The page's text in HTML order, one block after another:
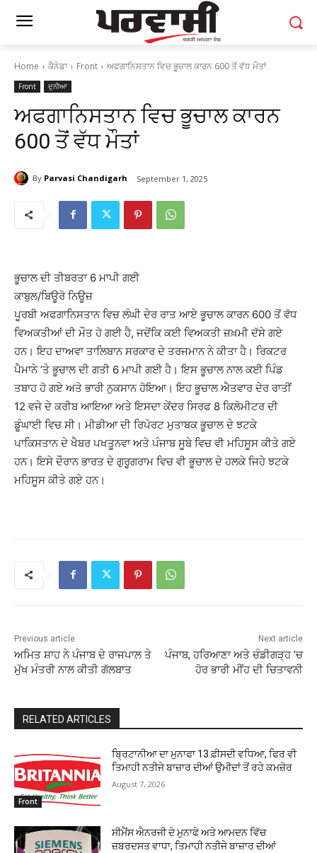
Home ਕੈਨੇਡਾ Front ਅਫਗਾਨਿਸਤਾਨ ਵਿਚ ਭੂਚਾਲ ਕਾਰਨ 600 ਤੋਂ ਵੱਧ ਮੌਤਾਂ
Front ਦੁਨੀਆ
ਅਫਗਾਨਿਸਤਾਨ ਵਿਚ ਭੂਚਾਲ ਕਾਰਨ
600 ਤੋਂ ਵੱਧ ਮੌਤਾਂ
By Parvasi Chandigarh September 1, 2025
ਭੂਚਾਲ ਦੀ ਤੀਬਰਤਾ 6 ਮਾਪੀ ਗਈ
ਕਾਬੁਲ/ਬਿਊਰੋ ਨਿਊਜ਼
ਪੂਰਬੀ ਅਫਗਾਨਿਸਤਾਨ ਵਿਚ ਲੰਘੀ ਦੇਰ ਰਾਤ ਆਏ ਭੂਚਾਲ ਕਾਰਨ 600 ਤੋਂ ਵੱਧ
ਵਿਅਕਤੀਆਂ ਦੀ ਮੌਤ ਹੋ ਗਈ ਹੈ, ਜਦੋਂਕਿ ਕਈ ਵਿਅਕਤੀ ਜ਼ਖ਼ਮੀ ਦੱਸੇ ਗਏ
ਹਨ। ਇਹ ਦਾਅਵਾ ਤਾਲਿਬਾਨ ਸਰਕਾਰ ਦੇ ਤਰਜਮਾਨ ਨੇ ਕੀਤਾ ਹੈ। ਰਿਕਟਰ
ਪੈਮਾਨੇ ’ਤੇ ਭੂਚਾਲ ਦੀ ਗਤੀ 6 ਮਾਪੀ ਗਈ ਹੈ। ਇਸ ਭੂਚਾਲ ਨਾਲ ਕਈ ਪਿੰਡ
ਤਬਾਹ ਹੋ ਗਏ ਅਤੇ ਭਾਰੀ ਨੁਕਸਾਨ ਹੋਇਆ। ਇਹ ਭੂਚਾਲ ਐਤਵਾਰ ਦੇਰ ਰਾਤੀਂ
12 ਵਜੇ ਦੇ ਕਰੀਬ ਆਇਆ ਅਤੇ ਇਸਦਾ ਕੇਂਦਰ ਸਿਰਫ 8 ਕਿਲੋਮੀਟਰ ਦੀ
ਡੂੰਘਾਈ ਵਿਚ ਸੀ। ਮੀਡੀਆ ਦੀ ਰਿਪੋਰਟ ਮੁਤਾਬਕ ਭੂਚਾਲ ਦੇ ਝਟਕੇ
ਪਾਕਿਸਤਾਨ ਦੇ ਖੈਬਰ ਪਖਤੂਨਵਾ ਅਤੇ ਪੰਜਾਬ ਸੂਬੇ ਵਿਚ ਵੀ ਮਹਿਸੂਸ ਕੀਤੇ ਗਏ
ਹਨ। ਇਸੇ ਦੌਰਾਨ ਭਾਰਤ ਦੇ ਗੁਰੂਗਰਾਮ ਵਿਚ ਵੀ ਭੂਚਾਲ ਦੇ ਹਲਕੇ ਜਿਹੇ ਝਟਕੇ
ਮਹਿਸੂਸ ਕੀਤੇ ਗਏ ਹਨ।
Previous article
ਅਮਿਤ ਸ਼ਾਹ ਨੇ ਪੰਜਾਬ ਦੇ ਰਾਜਪਾਲ ਤੇ
ਮੁੱਖ ਮੰਤਰੀ ਨਾਲ ਕੀਤੀ ਗੱਲਬਾਤ
Next article
ਪੰਜਾਬ, ਹਰਿਆਣਾ ਅਤੇ ਚੰਡੀਗੜ੍ਹ ’ਚ
ਹੋਰ ਭਾਰੀ ਮੀਂਹ ਦੀ ਚਿਤਾਵਨੀ
RELATED ARTICLES
Front
ਬ੍ਰਿਟਾਨੀਆ ਦਾ ਮੁਨਾਫਾ 13 ਫ਼ੀਸਦੀ ਵਧਿਆ, ਫਿਰ ਵੀ
ਤਿਮਾਹੀ ਨਤੀਜੇ ਬਾਜ਼ਾਰ ਦੀਆਂ ਉਮੀਦਾਂ ਤੋਂ ਰਹੇ ਕਮਜ਼ੋਰ
August 7, 2026
ਸੀਮੈਂਸ ਐਨਰਜੀ ਦੇ ਮੁਨਾਫੇ ਅਤੇ ਆਮਦਨ ਵਿੱਚ
ਜ਼ਬਰਦਸਤ ਵਾਧਾ, ਤਿਮਾਹੀ ਨਤੀਜੇ ਬਾਜ਼ਾਰ ਦੀਆਂ